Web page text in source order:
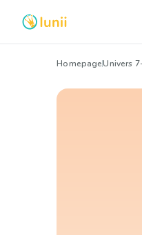
HomepageUnivers